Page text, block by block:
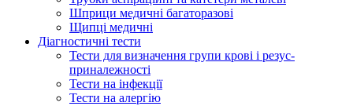
Шприци медичні багаторазові
Щипці медичні
Діагностичні тести
Тести для визначення групи крові і резус-
приналежності
Тести на інфекції
Тести на алергію